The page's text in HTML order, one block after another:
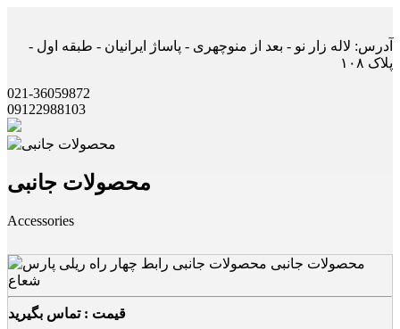
آدرس: لاله زار نو - بعد از منوچهری - پاساژ ایرانیان - طبقه اول -
پلاک ۱۰۸
021-36059872
09122988103
محصولات جانبی
Accessories
قیمت : تماس بگیرید